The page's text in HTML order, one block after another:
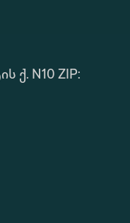
ქ. N10 ZIP: